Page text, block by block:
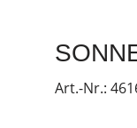
Art.-Nr.: